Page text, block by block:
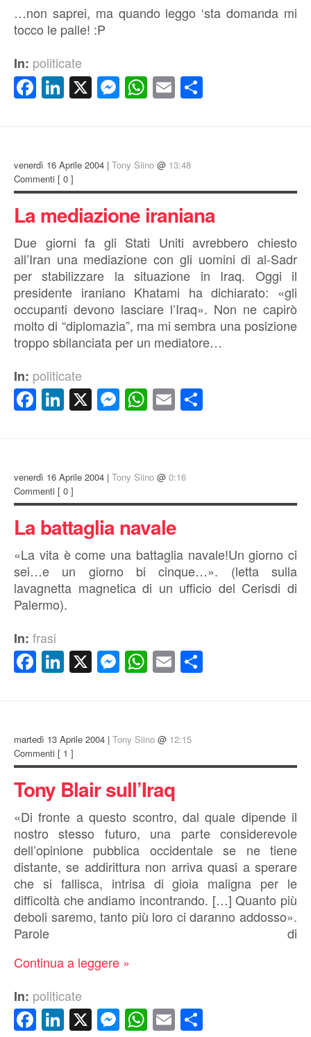
…non saprei, ma quando leggo ‘sta domanda mi
tocco le palle! :P
In: politicate
Facebook
LinkedIn
X Messenger
WhatsApp
Email
venerdì 16 Aprile 2004 | Tony Siino @ 13:48
Commenti [ 0 ]
La mediazione iraniana
Due giorni fa gli Stati Uniti avrebbero chiesto
all’Iran una mediazione con gli uomini di al-Sadr
per stabilizzare la situazione in Iraq. Oggi il
presidente iraniano Khatami ha dichiarato: «gli
occupanti devono lasciare l’Iraq». Non ne capirò
molto di “diplomazia”, ma mi sembra una posizione
troppo sbilanciata per un mediatore…
In: politicate
Facebook
LinkedIn
X Messenger
WhatsApp
Email
venerdì 16 Aprile 2004 | Tony Siino @ 0:16
Commenti [ 0 ]
La battaglia navale
«La vita è come una battaglia navale!Un giorno ci
sei…e un giorno bi cinque…». (letta sulla
lavagnetta magnetica di un ufficio del Cerisdi di
Palermo).
In: frasi
Facebook
LinkedIn
X Messenger
WhatsApp
Email
martedì 13 Aprile 2004 | Tony Siino @ 12:15
Commenti [ 1 ]
Tony Blair sull’Iraq
«Di fronte a questo scontro, dal quale dipende il
nostro stesso futuro, una parte considerevole
dell’opinione pubblica occidentale se ne tiene
distante, se addirittura non arriva quasi a sperare
che si fallisca, intrisa di gioia maligna per le
difficoltà che andiamo incontrando. […] Quanto più
deboli saremo, tanto più loro ci daranno addosso».
Parole di
Continua a leggere »
In: politicate
Facebook
LinkedIn
X Messenger
WhatsApp
Email